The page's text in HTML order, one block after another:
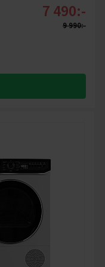
7 490:-
9 990:-